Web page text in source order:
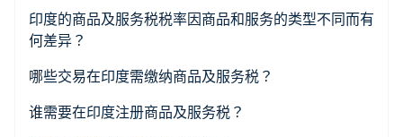
Stripe Sessions 2026
了解 Stripe 如何为 AI 构建经济基础设施。
印度的商品及服务税税率因商品和服务的类型不同而有
何差异？
哪些交易在印度需缴纳商品及服务税？
谁需要在印度注册商品及服务税？